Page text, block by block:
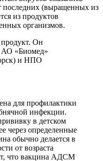
(выращенных из
из продуктов
организмов.
Он
АО «Биомед»
и НПО
для профилактики
инфекции.
в детском
через определенные
обычно делается в
от возраста
что вакцина АДСМ